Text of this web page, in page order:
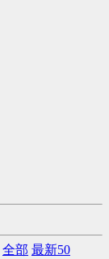
全部 最新50